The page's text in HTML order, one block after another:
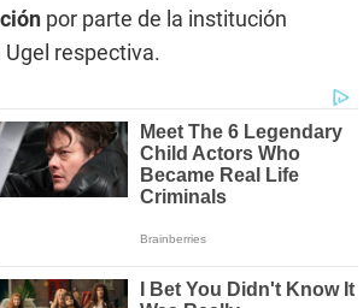
por parte de la institución
Ugel respectiva.